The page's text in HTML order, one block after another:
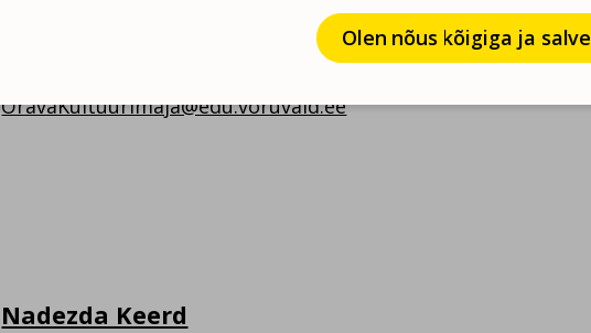
OravaKultuurimaja@edu.voruvald.ee
Nadezda Keerd
Olen nõus kõigiga ja